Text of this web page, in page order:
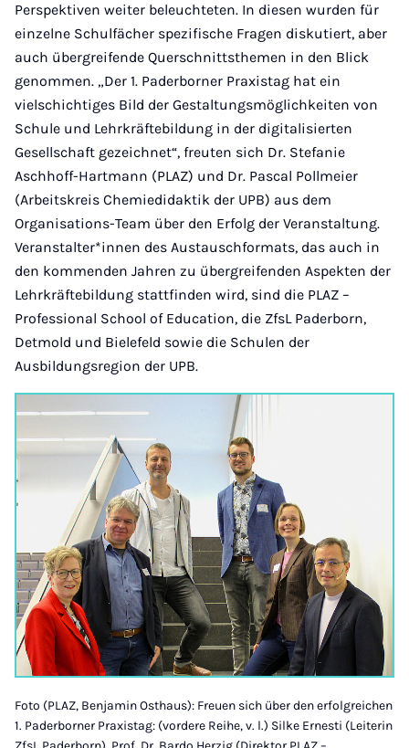
Perspektiven weiter beleuchteten. In diesen wurden für
einzelne Schulfächer spezifische Fragen diskutiert, aber
auch übergreifende Querschnittsthemen in den Blick
genommen. „Der 1. Paderborner Praxistag hat ein
vielschichtiges Bild der Gestaltungsmöglichkeiten von
Schule und Lehrkräftebildung in der digitalisierten
Gesellschaft gezeichnet“, freuten sich Dr. Stefanie
Aschhoff-Hartmann (PLAZ) und Dr. Pascal Pollmeier
(Arbeitskreis Chemiedidaktik der UPB) aus dem
Organisations-Team über den Erfolg der Veranstaltung.
Veranstalter*innen des Austauschformats, das auch in
den kommenden Jahren zu übergreifenden Aspekten der
Lehrkräftebildung stattfinden wird, sind die PLAZ –
Professional School of Education, die ZfsL Paderborn,
Detmold und Bielefeld sowie die Schulen der
Ausbildungsregion der UPB.
Foto (PLAZ, Benjamin Osthaus): Freuen sich über den erfolgreichen
1. Paderborner Praxistag: (vordere Reihe, v. l.) Silke Ernesti (Leiterin